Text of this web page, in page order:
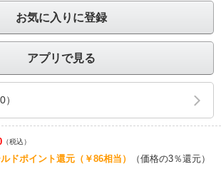
お気に入りに登録
アプリで見る
（税込）
ドポイント還元（￥86相当） （価格の3％還元）